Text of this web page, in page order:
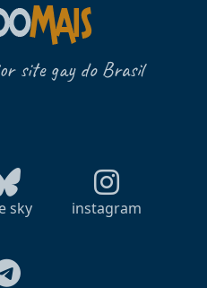
site gay do Brasil
sky instagram